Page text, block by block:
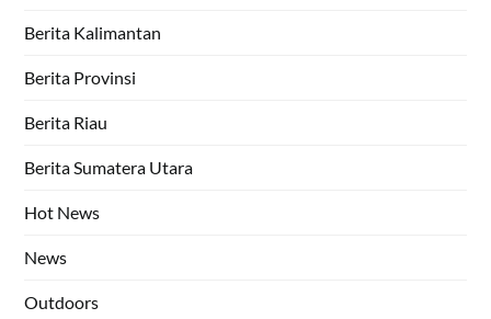
Berita Kalimantan
Berita Provinsi
Berita Riau
Berita Sumatera Utara
Hot News
News
Outdoors